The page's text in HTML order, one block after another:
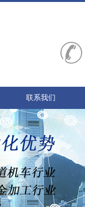
联系我们